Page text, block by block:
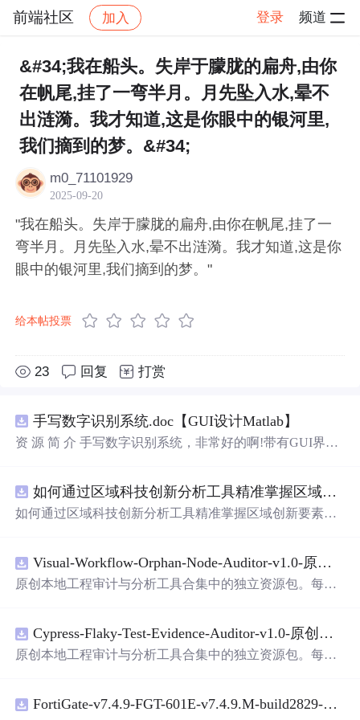
前端社区 加入 登录 频道
社区 前端社区 感慨 帖子详情
&#34;我在船头。失岸于朦胧的扁舟,由你
在帆尾,挂了一弯半月。月先坠入水,晕不
出涟漪。我才知道,这是你眼中的银河里,
我们摘到的梦。&#34;
m0_71101929
2025-09-20
"我在船头。失岸于朦胧的扁舟,由你在帆尾,挂了一
弯半月。月先坠入水,晕不出涟漪。我才知道,这是你
眼中的银河里,我们摘到的梦。"
给本帖投票
23 回复 打赏
手写数字识别系统.doc【GUI设计Matlab】
资 源 简 介 手写数字识别系统，非常好的啊!带有GUI界
带有直观的图形用户界面（GUI），非常容易使用。你只
需要将手写数字输入系统，它将立即给出准确的识别结
是一个非常方便和实用的工具，你一定会喜欢它的！
如何通过区域科技创新分析工具精准掌握区域创新要素分布与产业链融合现状？.docx
如何通过区域科技创新分析工具精准掌握区域创新要素分
Visual-Workflow-Orphan-Node-Auditor-v1.0-原创源码与文档.zip
原创本地工程审计与分析工具合集中的独立资源包。每个
README、运行说明、功能清单、MIT License及原创与授
权声明。解压后进入project目录，执行npm test验证算法，
目源码、Logo、官方截图、论文、生产日志或其他受限素
Cypress-Flaky-Test-Evidence-Auditor-v1.0-原创源码与文档.zip
原创本地工程审计与分析工具合集中的独立资源包。每个
README、运行说明、功能清单、MIT License及原创与授
FortiGate-v7.4.9-FGT-601E-v7.4.9.M-build2829-FORTINET.out